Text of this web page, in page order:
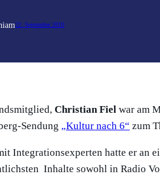
am22. September 2010
Christian Fiel war am
Sendung „Kultur nach 6“ zum
Integrationsexperten hatte er an
Inhalte sowohl in Radio